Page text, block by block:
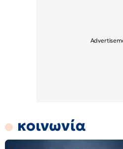
κοινωνία